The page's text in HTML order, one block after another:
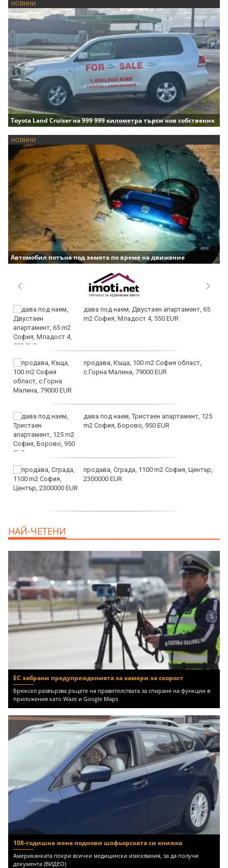
НОВИНИ
Toyota Land Cruiser на 999 999 километра търси нов собственик
НОВИНИ
Автомобил потъна под земята по време на движение
дава под наем, Двустаен апартамент, 65
m2 София, Младост 4, 550 EUR
продава, Къща, 100 m2 София област,
с.Горна Малина, 79000 EUR
дава под наем, Тристаен апартамент, 125
m2 София, Борово, 950 EUR
продава, Сграда, 1100 m2 София, Център,
2300000 EUR
НАЙ-ЧЕТЕНИ
ЕС забрани предупрежденията за камери за скорост
Брюксел развързва ръцете на правителствата за спиране на функции в
приложения като Waze и Google Maps
108-годишна жена поднови шофьорската си книжка
Американката покри всички медицински изисквания, за да получи
документа (ВИДЕО)